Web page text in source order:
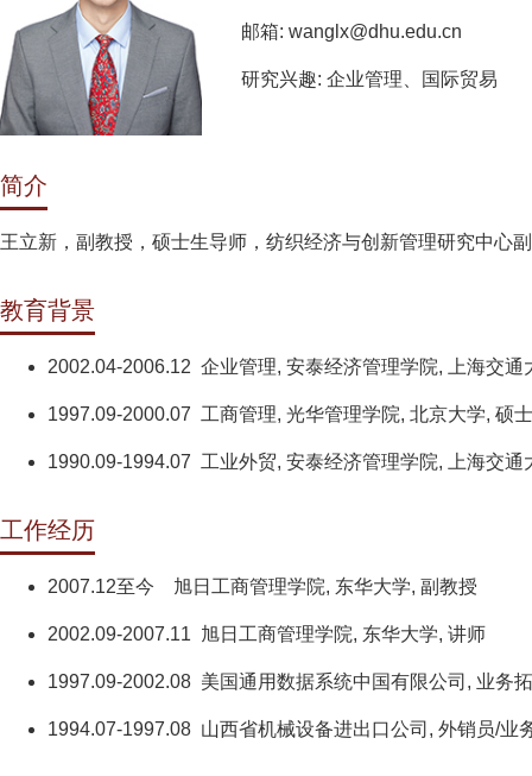
邮箱: wanglx@dhu.edu.cn
研究兴趣: 企业管理、国际贸易
简介
王立新，副教授，硕士生导师，纺织经济与创新管理研究中心
教育背景
2002.04-2006.12 企业管理, 安泰经济管理学院, 上海交通
1997.09-2000.07 工商管理, 光华管理学院, 北京大学, 硕士
1990.09-1994.07 工业外贸, 安泰经济管理学院, 上海交通
工作经历
2007.12至今 旭日工商管理学院, 东华大学, 副教授
2002.09-2007.11 旭日工商管理学院, 东华大学, 讲师
1997.09-2002.08 美国通用数据系统中国有限公司, 业务
1994.07-1997.08 山西省机械设备进出口公司, 外销员/业